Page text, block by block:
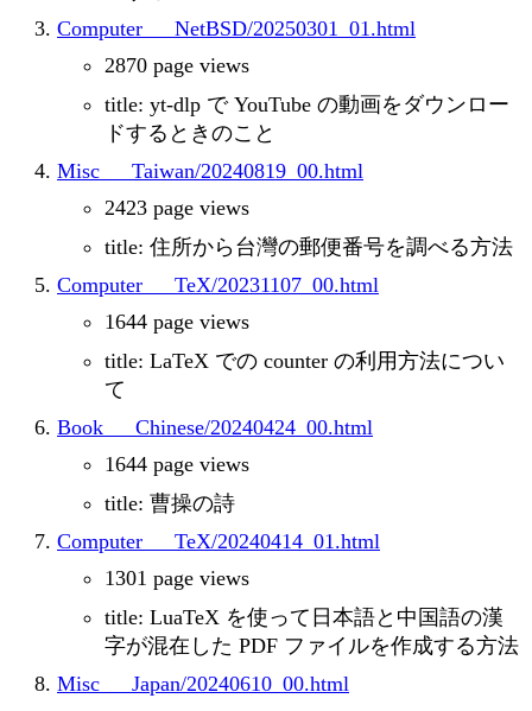
Computer___NetBSD/20250301_01.html
2870 page views
title: yt-dlp で YouTube の動画をダウンロー
ドするときのこと
Misc___Taiwan/20240819_00.html
2423 page views
title: 住所から台灣の郵便番号を調べる方法
Computer___TeX/20231107_00.html
1644 page views
title: LaTeX での counter の利用方法につい
て
Book___Chinese/20240424_00.html
1644 page views
title: 曹操の詩
Computer___TeX/20240414_01.html
1301 page views
title: LuaTeX を使って日本語と中国語の漢
字が混在した PDF ファイルを作成する方法
Misc___Japan/20240610_00.html